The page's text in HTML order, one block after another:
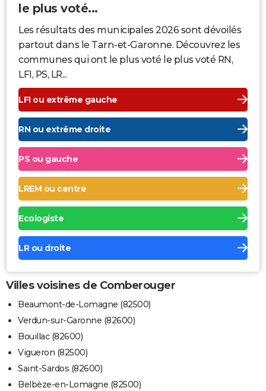
le plus voté...
Les résultats des municipales 2026 sont dévoilés
partout dans le Tarn-et-Garonne. Découvrez les
communes qui ont le plus voté le plus voté RN,
LFI, PS, LR...
LFI ou extrême gauche
RN ou extrême droite
PS ou gauche
LREM ou centre
Ecologiste
LR ou droite
Villes voisines de Comberouger
Beaumont-de-Lomagne (82500)
Verdun-sur-Garonne (82600)
Bouillac (82600)
Vigueron (82500)
Saint-Sardos (82600)
Belbèze-en-Lomagne (82500)